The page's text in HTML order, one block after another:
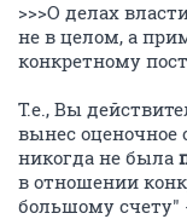
>>>О делах
не в целом, а
конкретному
Т.е., Вы
вынес оценочное
никогда не была
в отношении
большому счету"